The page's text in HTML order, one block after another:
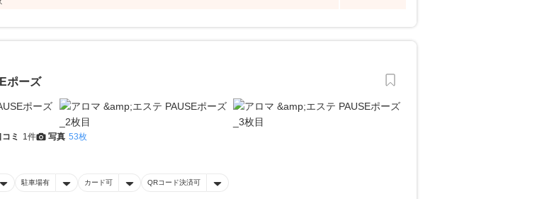
ポーズ
コミ 1件 写真 53枚
駐車場有 カード可 QRコード決済可